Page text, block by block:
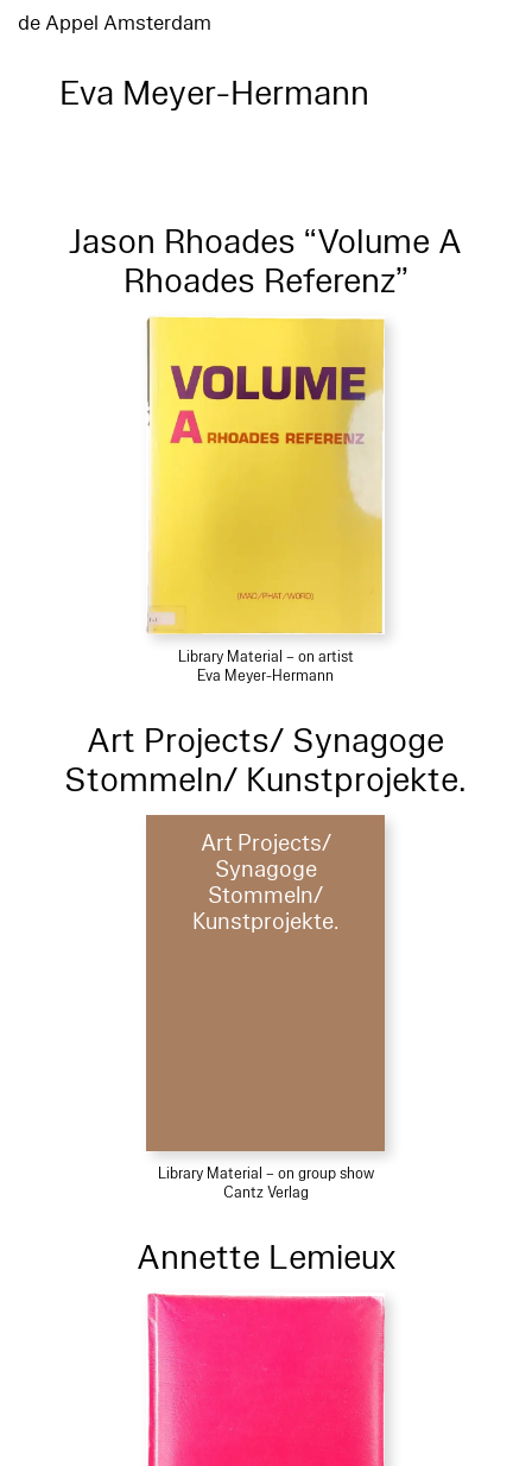
de Appel Amsterdam
Eva Meyer-Hermann
Jason Rhoades “Volume A
Rhoades Referenz”
Library Material – on artist
Eva Meyer-Hermann
Art Projects/ Synagoge
Stommeln/ Kunstprojekte.
Art Projects/
Synagoge
Stommeln/
Kunstprojekte.
Library Material – on group show
Cantz Verlag
Annette Lemieux